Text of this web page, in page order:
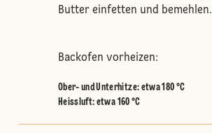
Butter einfetten und bemehlen.
Backofen vorheizen:
Ober- und Unterhitze: etwa 180 °C
Heissluft: etwa 160 °C